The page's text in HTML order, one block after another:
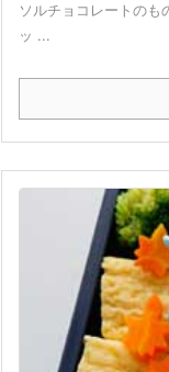
ソルチョコレートのも
ッ ...